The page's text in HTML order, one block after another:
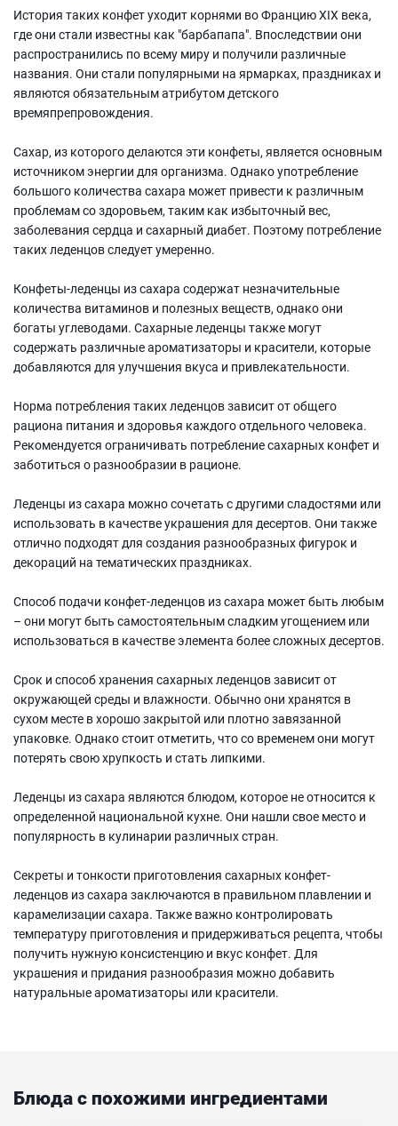
История таких конфет уходит корнями во Францию XIX века,
где они стали известны как "барбапапа". Впоследствии они
распространились по всему миру и получили различные
названия. Они стали популярными на ярмарках, праздниках и
являются обязательным атрибутом детского
времяпрепровождения.
Сахар, из которого делаются эти конфеты, является основным
источником энергии для организма. Однако употребление
большого количества сахара может привести к различным
проблемам со здоровьем, таким как избыточный вес,
заболевания сердца и сахарный диабет. Поэтому потребление
таких леденцов следует умеренно.
Конфеты-леденцы из сахара содержат незначительные
количества витаминов и полезных веществ, однако они
богаты углеводами. Сахарные леденцы также могут
содержать различные ароматизаторы и красители, которые
добавляются для улучшения вкуса и привлекательности.
Норма потребления таких леденцов зависит от общего
рациона питания и здоровья каждого отдельного человека.
Рекомендуется ограничивать потребление сахарных конфет и
заботиться о разнообразии в рационе.
Леденцы из сахара можно сочетать с другими сладостями или
использовать в качестве украшения для десертов. Они также
отлично подходят для создания разнообразных фигурок и
декораций на тематических праздниках.
Способ подачи конфет-леденцов из сахара может быть любым
– они могут быть самостоятельным сладким угощением или
использоваться в качестве элемента более сложных десертов.
Срок и способ хранения сахарных леденцов зависит от
окружающей среды и влажности. Обычно они хранятся в
сухом месте в хорошо закрытой или плотно завязанной
упаковке. Однако стоит отметить, что со временем они могут
потерять свою хрупкость и стать липкими.
Леденцы из сахара являются блюдом, которое не относится к
определенной национальной кухне. Они нашли свое место и
популярность в кулинарии различных стран.
Секреты и тонкости приготовления сахарных конфет-
леденцов из сахара заключаются в правильном плавлении и
карамелизации сахара. Также важно контролировать
температуру приготовления и придерживаться рецепта, чтобы
получить нужную консистенцию и вкус конфет. Для
украшения и придания разнообразия можно добавить
натуральные ароматизаторы или красители.
Блюда с похожими ингредиентами